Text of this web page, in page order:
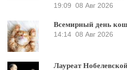
19:09 08 Авг 2026
Всемирный день
14:14 08 Авг 2026
Лауреат